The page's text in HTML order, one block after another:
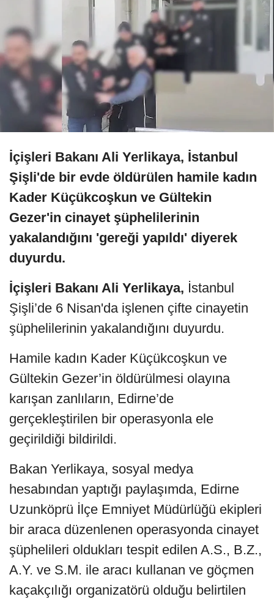
İçişleri Bakanı Ali Yerlikaya, İstanbul
Şişli'de bir evde öldürülen hamile kadın
Kader Küçükcoşkun ve Gültekin
Gezer'in cinayet şüphelilerinin
yakalandığını 'gereği yapıldı' diyerek
duyurdu.
İçişleri Bakanı Ali Yerlikaya, İstanbul
Şişli’de 6 Nisan'da işlenen çifte cinayetin
şüphelilerinin yakalandığını duyurdu.
Hamile kadın Kader Küçükcoşkun ve
Gültekin Gezer’in öldürülmesi olayına
karışan zanlıların, Edirne’de
gerçekleştirilen bir operasyonla ele
geçirildiği bildirildi.
Bakan Yerlikaya, sosyal medya
hesabından yaptığı paylaşımda, Edirne
Uzunköprü İlçe Emniyet Müdürlüğü ekipleri
bir araca düzenlenen operasyonda cinayet
şüphelileri oldukları tespit edilen A.S., B.Z.,
A.Y. ve S.M. ile aracı kullanan ve göçmen
kaçakçılığı organizatörü olduğu belirtilen